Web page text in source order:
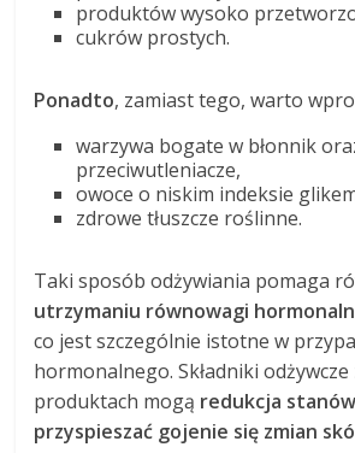
produktów wysoko
cukrów prostych.
Ponadto, zamiast tego, warto
warzywa bogate w błonnik
przeciwutleniacze,
owoce o niskim indeksie
zdrowe tłuszcze roślinne.
Taki sposób odżywiania pomaga
utrzymaniu równowagi
co jest szczególnie istotne w
hormonalnego. Składniki
produktach mogą redukcja
przyspieszać gojenie się zmian